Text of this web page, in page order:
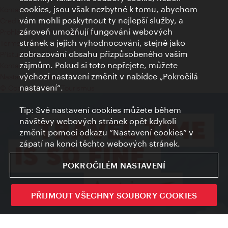
Kontakty
Credits
Prohlášení o ochraně osobních údajů
Terms of Use
Přístupnost
Kontakt pro tisk
Nastavení cookies
© Copyright Wien Tourismus
cookies, jsou však nezbytné k tomu, abychom
vám mohli poskytnout ty nejlepší služby, a
zároveň umožňují fungování webových
stránek a jejich vyhodnocování, stejně jako
zobrazování obsahu přizpůsobeného vašim
zájmům. Pokud si toto nepřejete, můžete
výchozí nastavení změnit v nabídce „Pokročilá
nastavení“.
Tip: Své nastavení cookies můžete během
návštěvy webových stránek opět kdykoli
změnit pomocí odkazu “Nastavení cookies” v
zápatí na konci těchto webových stránek.
POKROČILÉM NASTAVENÍ
PŘIJMOUT VŠECHNY SOUBORY COOKIES